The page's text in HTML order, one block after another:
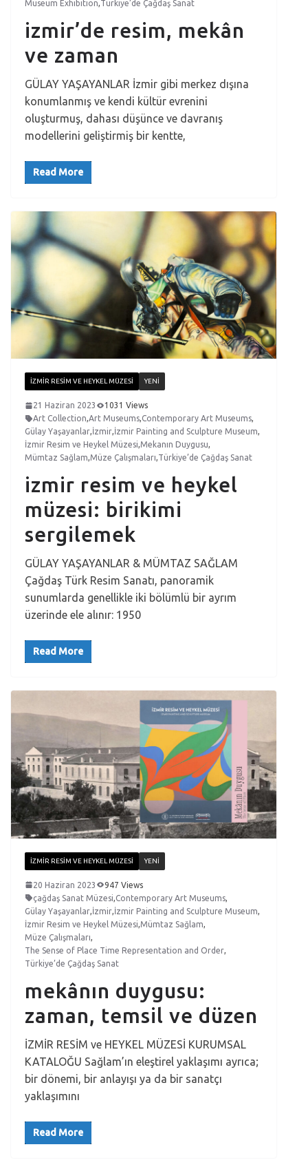
Museum Exhibition Türkiye’de Çağdaş Sanat
izmir’de resim, mekân
ve zaman
GÜLAY YAŞAYANLAR İzmir gibi merkez dışına
konumlanmış ve kendi kültür evrenini
oluşturmuş, dahası düşünce ve davranış
modellerini geliştirmiş bir kentte,
Read More
İZMIR RESIM VE HEYKEL MÜZESI YENI
21 Haziran 2023
1031 Views
Art Collection,Art Museums,Contemporary Art Museums,
Gülay Yaşayanlar,İzmir,İzmir Painting and Sculpture Museum,
İzmir Resim ve Heykel Müzesi,Mekanın Duygusu,
Mümtaz Sağlam,Müze Çalışmaları,Türkiye’de Çağdaş Sanat
izmir resim ve heykel
müzesi: birikimi
sergilemek
GÜLAY YAŞAYANLAR & MÜMTAZ SAĞLAM
Çağdaş Türk Resim Sanatı, panoramik
sunumlarda genellikle iki bölümlü bir ayrım
üzerinde ele alınır: 1950
Read More
İZMIR RESIM VE HEYKEL MÜZESI YENI
20 Haziran 2023
947 Views
çağdaş Sanat Müzesi,Contemporary Art Museums,
Gülay Yaşayanlar,İzmir,İzmir Painting and Sculpture Museum,
İzmir Resim ve Heykel Müzesi,Mümtaz Sağlam,
Müze Çalışmaları,
The Sense of Place Time Representation and Order,
Türkiye’de Çağdaş Sanat
mekânın duygusu:
zaman, temsil ve düzen
İZMİR RESİM ve HEYKEL MÜZESİ KURUMSAL
KATALOĞU Sağlam’ın eleştirel yaklaşımı ayrıca;
bir dönemi, bir anlayışı ya da bir sanatçı
yaklaşımını
Read More